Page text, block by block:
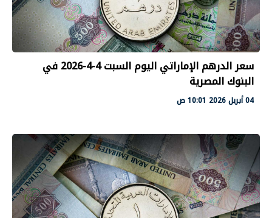
سعر الدرهم الإماراتي اليوم السبت 4-4-2026 في
البنوك المصرية
04 أبريل 2026 10:01 ص